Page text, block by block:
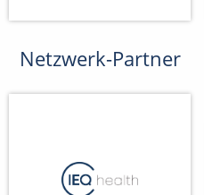
Netzwerk-Partner